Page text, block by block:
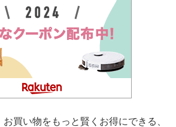
買い物をもっと賢くお得にできる、